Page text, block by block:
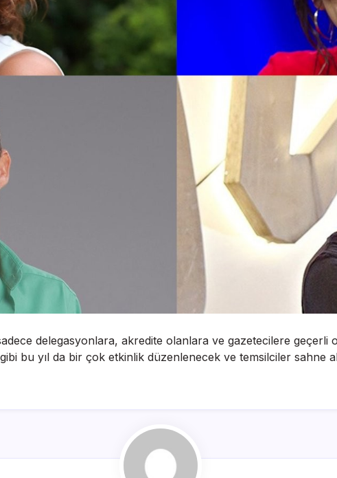
delegasyonlara, akredite olanlara ve gazetecilere
bu yıl da bir çok etkinlik düzenlenecek ve temsilciler sahne